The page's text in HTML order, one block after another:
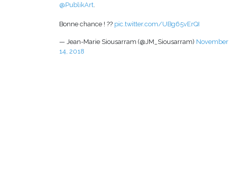
@PublikArt
Bonne chance ! ?? pic.twitter.com/UBg65vErQI
— Jean-Marie Siousarram (@JM_Siousarram) November
14, 2018